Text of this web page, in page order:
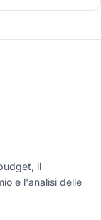
il
e l'analisi delle